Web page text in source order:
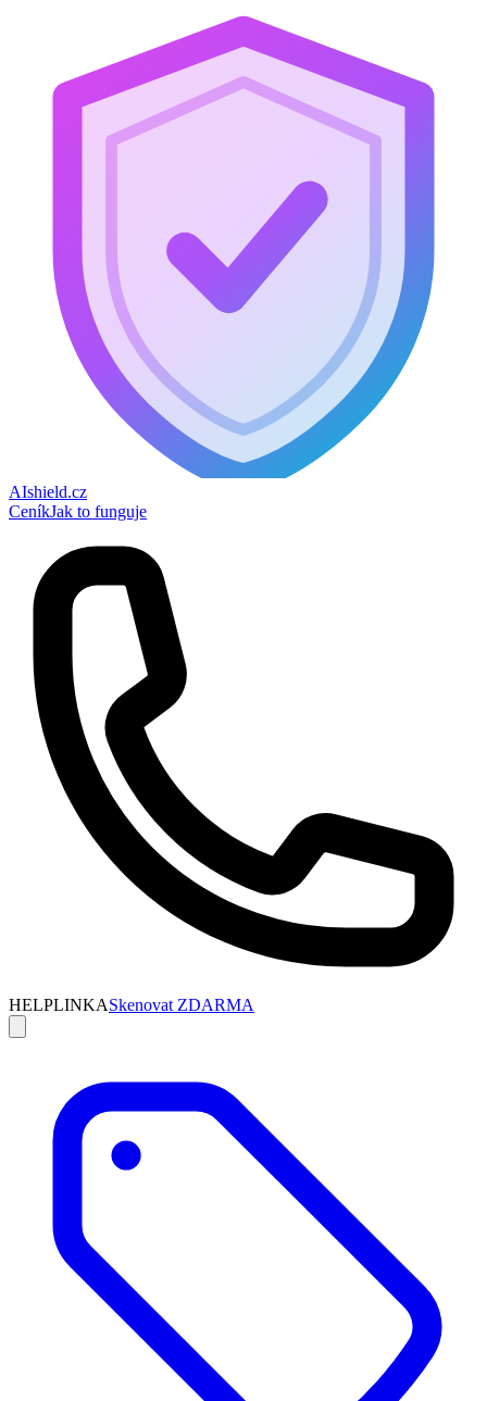
AIshield.cz
CeníkJak to funguje
HELPLINKASkenovat ZDARMA